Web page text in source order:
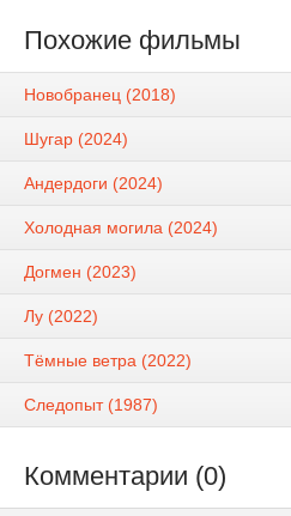
Похожие фильмы
Новобранец (2018)
Шугар (2024)
Андердоги (2024)
Холодная могила (2024)
Догмен (2023)
Лу (2022)
Тёмные ветра (2022)
Следопыт (1987)
Комментарии (0)